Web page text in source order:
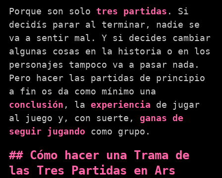
Porque son solo tres partidas . Si
decidís parar al terminar, nadie se
va a sentir mal. Y si decides cambiar
algunas cosas en la historia o en los
personajes tampoco va a pasar nada.
Pero hacer las partidas de principio
a fin os da como mínimo una
conclusión , la experiencia de jugar
al juego y, con suerte, ganas de
seguir jugando como grupo.
Cómo hacer una Trama de
las Tres Partidas en Ars